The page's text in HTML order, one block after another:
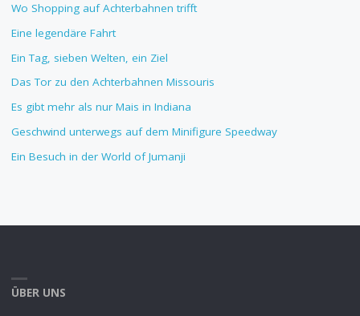
Wo Shopping auf Achterbahnen trifft
Eine legendäre Fahrt
Ein Tag, sieben Welten, ein Ziel
Das Tor zu den Achterbahnen Missouris
Es gibt mehr als nur Mais in Indiana
Geschwind unterwegs auf dem Minifigure Speedway
Ein Besuch in der World of Jumanji
ÜBER UNS